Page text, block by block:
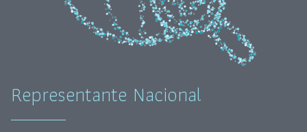
Representante Nacional